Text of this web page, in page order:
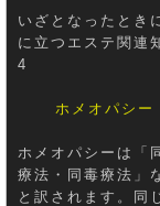
いざとなったとき
に立つエステ関連
4
ホメオパシー
ホメオパシーは「
療法・同毒療法」
と訳されます。同